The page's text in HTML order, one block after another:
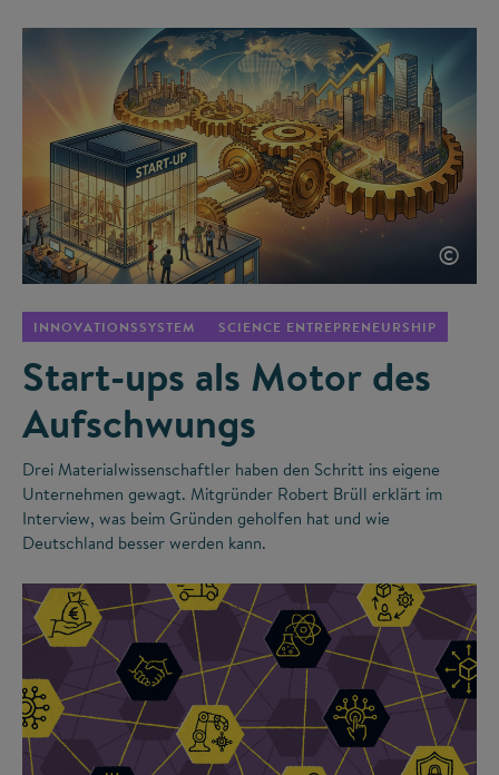
©
INNOVATIONSSYSTEM SCIENCE ENTREPRENEURSHIP
Start-ups als Motor des
Aufschwungs
Drei Materialwissenschaftler haben den Schritt ins eigene
Unternehmen gewagt. Mitgründer Robert Brüll erklärt im
Interview, was beim Gründen geholfen hat und wie
Deutschland besser werden kann.